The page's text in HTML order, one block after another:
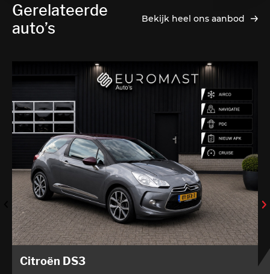
Gerelateerde
auto’s
Bekijk heel ons aanbod
Citroën DS3